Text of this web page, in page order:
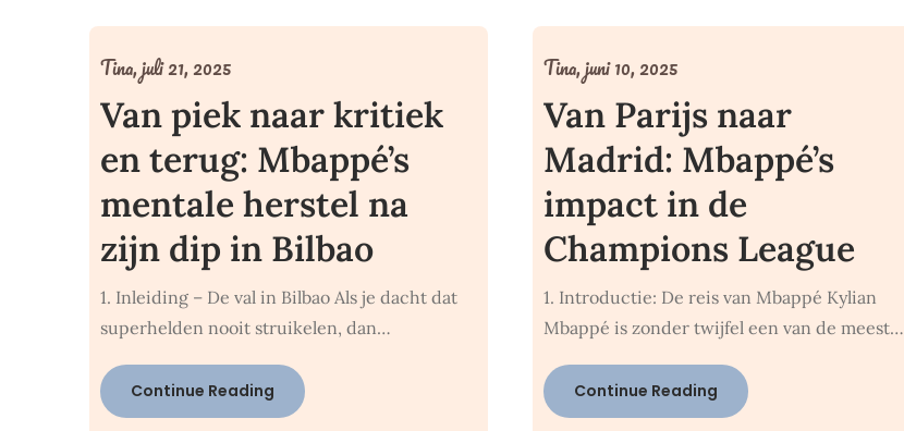
Van piek naar kritiek
en terug: Mbappé’s
mentale herstel na
zijn dip in Bilbao
Tina,juli 21, 2025
1. Inleiding – De val in Bilbao Als je dacht dat
superhelden nooit struikelen, dan…
Continue Reading
Van Parijs naar
Madrid: Mbappé’s
impact in de
Champions League
Tina,juni 10, 2025
1. Introductie: De reis van Mbappé Kylian
Mbappé is zonder twijfel een van de meest…
Continue Reading